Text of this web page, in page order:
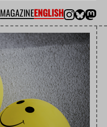
MAGAZINEENGLISH